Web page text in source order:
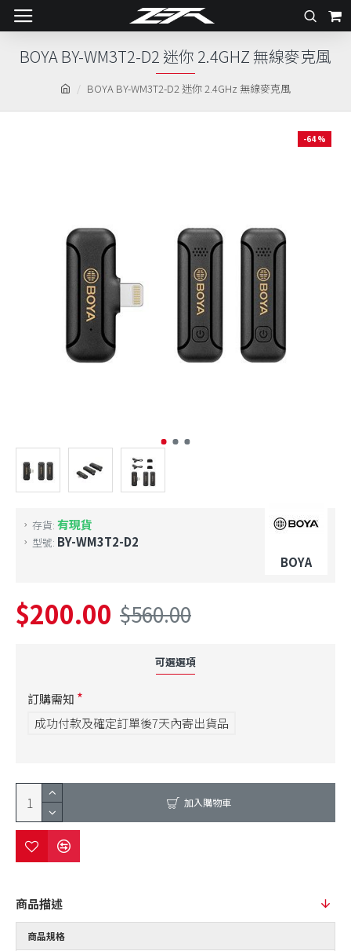
BOYA BY-WM3T2-D2 迷你 2.4GHz 無線麥克風
BOYA BY-WM3T2-D2 迷你 2.4GHZ 無線麥克風
-64 %
存貨: 有現貨
型號: BY-WM3T2-D2
BOYA
$200.00 $560.00
可選選項
訂購需知
成功付款及確定訂單後7天內寄出貨品
加入購物車
商品描述
商品規格